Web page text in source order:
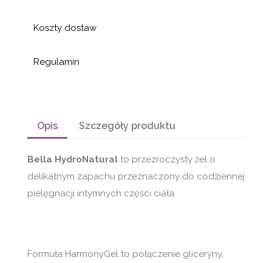
Koszty dostaw
Regulamin
Opis Szczegóły produktu
Bella HydroNatural to przezroczysty żel o
delikatnym zapachu przeznaczony do codziennej
pielęgnacji intymnych części ciała.
Formuła HarmonyGel to połączenie gliceryny,